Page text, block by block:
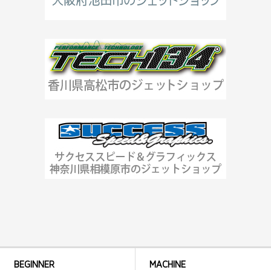
BEGINNER MACHINE